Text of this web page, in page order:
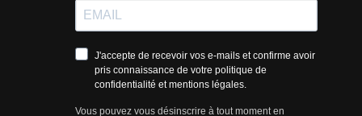
J'accepte de recevoir vos e-mails et confirme avoir
pris connaissance de votre politique de
confidentialité et mentions légales.
Vous pouvez vous désinscrire à tout moment en